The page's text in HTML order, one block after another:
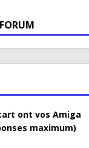
ont vos Amiga
maximum)